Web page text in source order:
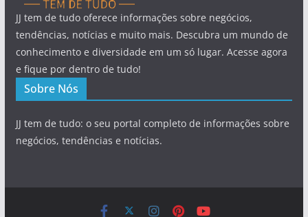
JJ tem de tudo oferece informações sobre negócios,
tendências, notícias e muito mais. Descubra um mundo de
conhecimento e diversidade em um só lugar. Acesse agora
e fique por dentro de tudo!
Sobre Nós
JJ tem de tudo: o seu portal completo de informações sobre
negócios, tendências e notícias.